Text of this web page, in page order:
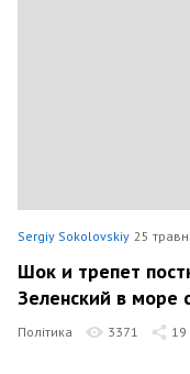
Sergiy Sokolovskiy 25
Шок и трепет
Зеленский в море
Політика 3371 19